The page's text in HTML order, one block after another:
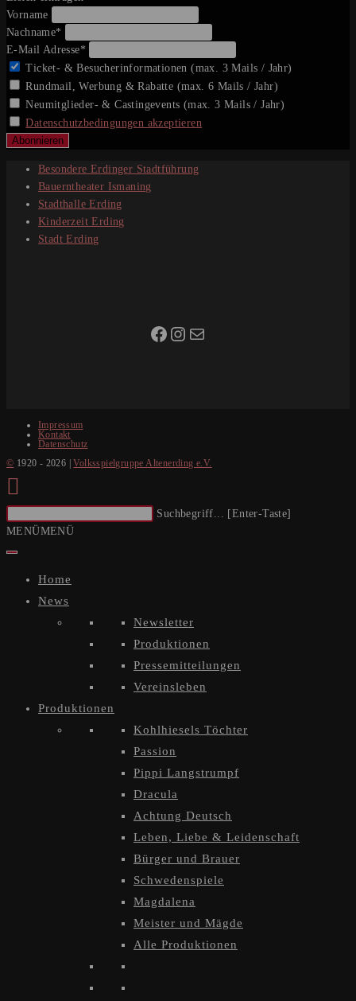
Vorname
Nachname*
E-Mail Adresse*
Ticket- & Besucherinformationen (max. 3 Mails / Jahr)
Rundmail, Werbung & Rabatte (max. 6 Mails / Jahr)
Neumitglieder- & Castingevents (max. 3 Mails / Jahr)
Datenschutzbedingungen akzeptieren
Besondere Erdinger Stadtführung
Bauerntheater Ismaning
Stadthalle Erding
Kinderzeit Erding
Stadt Erding
Facebook
Instagram
E-Mail
Impressum
Kontakt
Datenschutz
© 1920 - 2026 |Volksspielgruppe Altenerding e.V.
Website
durchsuchen
Suchbegriff... [Enter-Taste]
MENÜMENÜ
Home
News
Newsletter
Produktionen
Pressemitteilungen
Vereinsleben
Produktionen
Kohlhiesels Töchter
Passion
Pippi Langstrumpf
Dracula
Achtung Deutsch
Leben, Liebe & Leidenschaft
Bürger und Brauer
Schwedenspiele
Magdalena
Meister und Mägde
Alle Produktionen